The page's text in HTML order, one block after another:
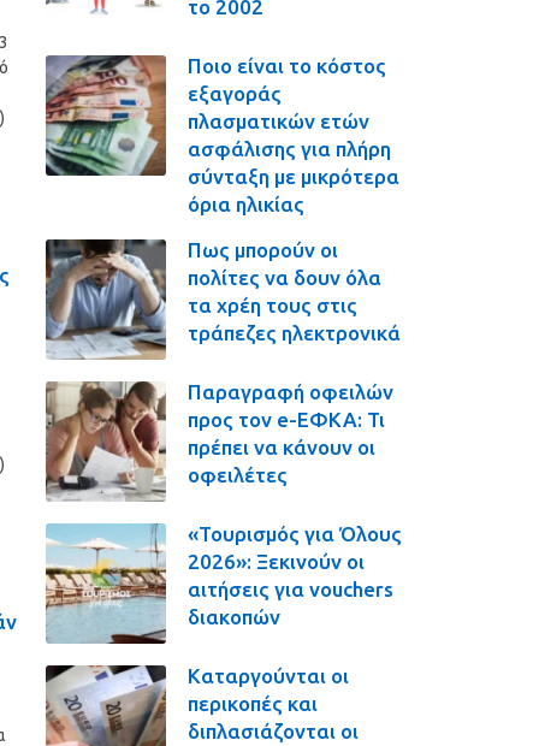
το 2002
Ποιο είναι το κόστος
εξαγοράς
πλασματικών ετών
ασφάλισης για πλήρη
σύνταξη με μικρότερα
όρια ηλικίας
Πως μπορούν οι
πολίτες να δουν όλα
τα χρέη τους στις
τράπεζες ηλεκτρονικά
Παραγραφή οφειλών
προς τον e-ΕΦΚΑ: Τι
πρέπει να κάνουν οι
οφειλέτες
«Τουρισμός για Όλους
2026»: Ξεκινούν οι
αιτήσεις για vouchers
διακοπών
Καταργούνται οι
περικοπές και
διπλασιάζονται οι